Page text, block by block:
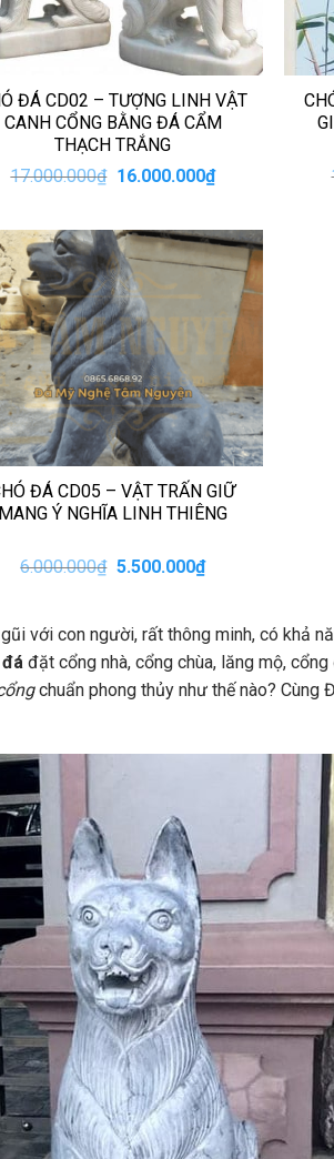
ĐÁ CD02 – TƯỢNG LINH VẬT
CANH CỔNG BẰNG ĐÁ CẨM
THẠCH TRẮNG
17.000.000₫ Giá
17.000.000₫.
16.000.000₫Giá
hiện
là:
16.000.000₫.
ĐÁ CD05 – VẬT TRẤN GIỮ
MANG Ý NGHĨA LINH THIÊNG
6.000.000₫ Giá
5.500.000₫Giá
hiện
5.500.000₫.
với con người, rất thông minh, có khả
đặt cổng nhà, cổng chùa, lăng mộ,
chuẩn phong thủy như thế nào? Cùng